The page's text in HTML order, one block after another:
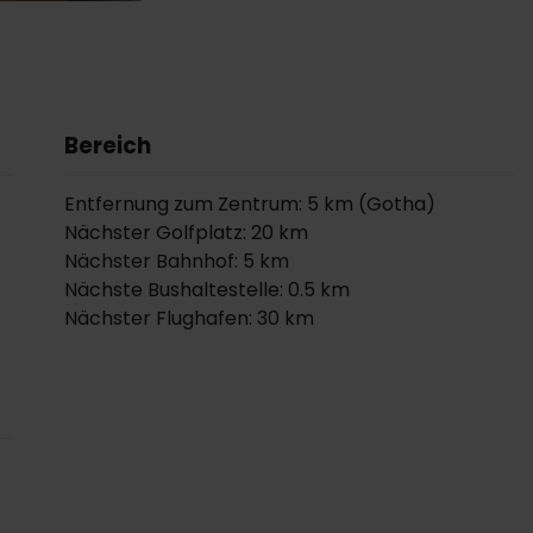
Bereich
Entfernung zum Zentrum: 5 km (Gotha)
Nächster Golfplatz: 20 km
Nächster Bahnhof: 5 km
Nächste Bushaltestelle: 0.5 km
Nächster Flughafen: 30 km